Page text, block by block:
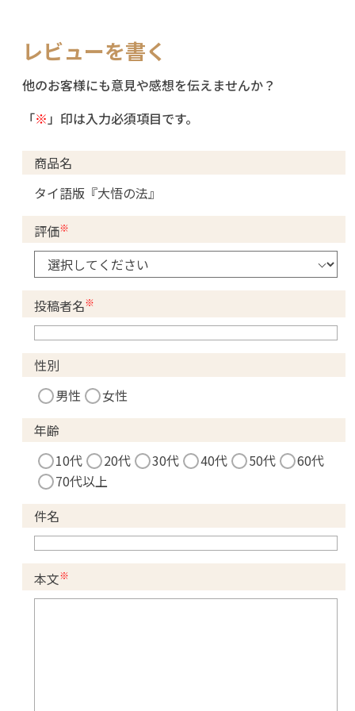
レビューを書く
他のお客様にも意見や感想を伝えませんか？
「※ 」印は入力必須項目です。
商品名
タイ語版『大悟の法』
評価※
投稿者名※
性別
男性
女性
年齢
10代
20代 30代 40代 50代
60代
70代以上
件名
本文※